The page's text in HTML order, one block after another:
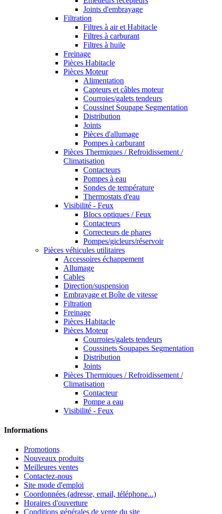
Joints d'embrayage
Filtration
Filtres à air et Habitacle
Filtres à carburant
Filtres à huile
Freinage
Pièces Habitacle
Pièces Moteur
Alimentation
Capteurs et câbles moteur
Courroies/galets tendeurs
Coussinet Soupape Segmentation
Distribution
Joints
Pièces d'allumage
Pompes à carburant
Pièces Thermiques / Refroidissement /
Climatisation
Contacteurs
Pompes à eau
Sondes de température
Thermostats d'eau
Visibilité - Feux
Blocs optiques / Feux
Contacteurs
Correcteurs de phares
Pompes/gicleurs/réservoir
Pièces véhicules utilitaires
Accessoires échappement
Allumage
Cables
Direction/suspension
Embrayage et Boîte de vitesse
Filtration
Freinage
Pièces Habitacle
Pièces Moteur
Courroies/galets tendeurs
Coussinets Soupapes Segmentation
Distribution
Joints
Pièces Thermiques / Refroidissement /
Climatisation
Contacteur
Pompe a eau
Visibilité - Feux
Informations
Promotions
Nouveaux produits
Meilleures ventes
Contactez-nous
Site mode d'emploi
Coordonnées (adresse, email, téléphone...)
Horaires d'ouverture
Conditions générales de vente du site